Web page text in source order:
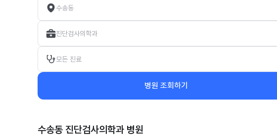
수송동
진단검사의학과
모든 진료
병원 조회하기
수송동 진단검사의학과 병원